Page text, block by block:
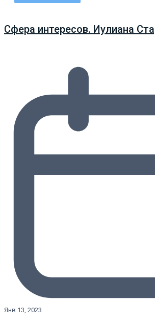
Сфера интересов. Иулиана
Янв 13, 2023